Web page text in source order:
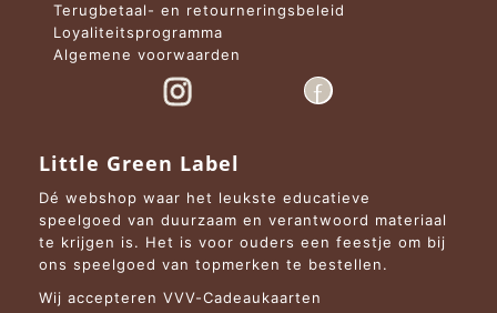
Terugbetaal- en retourneringsbeleid
Loyaliteitsprogramma
Algemene voorwaarden
Little Green Label
Dé webshop waar het leukste educatieve
speelgoed van duurzaam en verantwoord materiaal
te krijgen is. Het is voor ouders een feestje om bij
ons speelgoed van topmerken te bestellen.
Wij accepteren VVV-Cadeaukaarten